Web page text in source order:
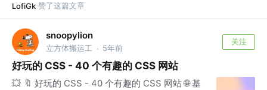
LofiGk 赞了这篇文章
snoopylion
立方体搬运工 · 5年前
关注
好玩的 CSS - 40 个有趣的 CSS 网站
💥 🔖 好玩的 CSS - 40 个有趣的 CSS 网站 🌐 基